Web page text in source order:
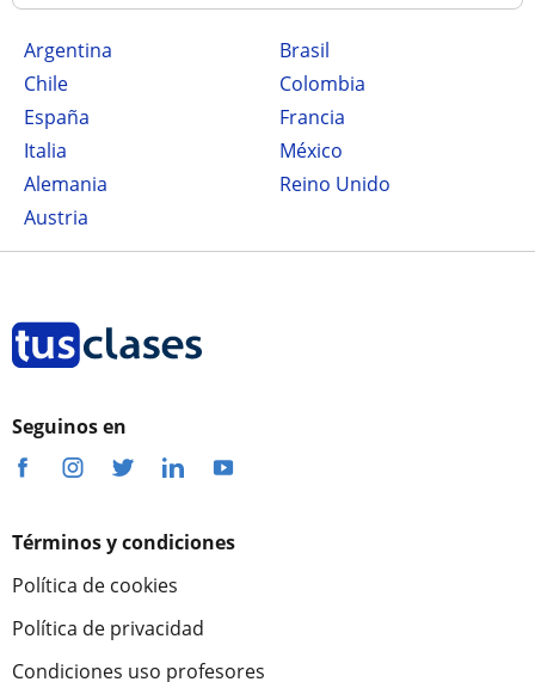
Argentina
Brasil
Chile
Colombia
España
Francia
Italia
México
Alemania
Reino Unido
Austria
Seguinos en
Términos y condiciones
Política de cookies
Política de privacidad
Condiciones uso profesores